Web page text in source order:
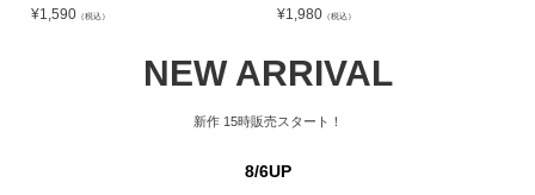
¥1,590 （税込）
¥1,980 （税込）
NEW ARRIVAL
新作 15時販売スタート！
8/6UP